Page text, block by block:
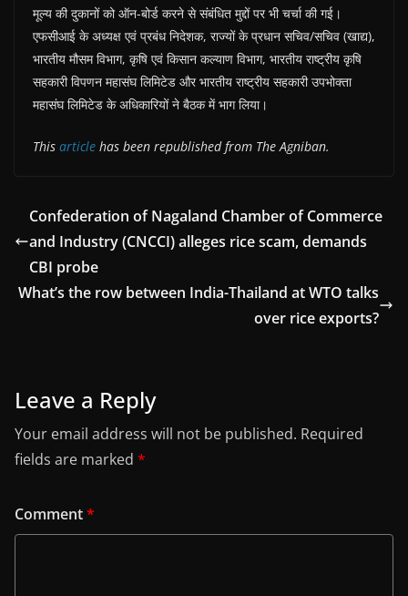
मूल्य की दुकानों को ऑन-बोर्ड करने से संबंधित मुद्दों पर भी चर्चा की गई।
एफसीआई के अध्यक्ष एवं प्रबंध निदेशक, राज्यों के प्रधान सचिव/सचिव (खाद्य),
भारतीय मौसम विभाग, कृषि एवं किसान कल्याण विभाग, भारतीय राष्ट्रीय कृषि
सहकारी विपणन महासंघ लिमिटेड और भारतीय राष्ट्रीय सहकारी उपभोक्ता
महासंघ लिमिटेड के अधिकारियों ने बैठक में भाग लिया।
This article has been republished from The Agniban.
Confederation of Nagaland Chamber of Commerce
and Industry (CNCCI) alleges rice scam, demands
CBI probe
What’s the row between India-Thailand at WTO talks
over rice exports?
Leave a Reply
Your email address will not be published. Required
fields are marked *
Comment*